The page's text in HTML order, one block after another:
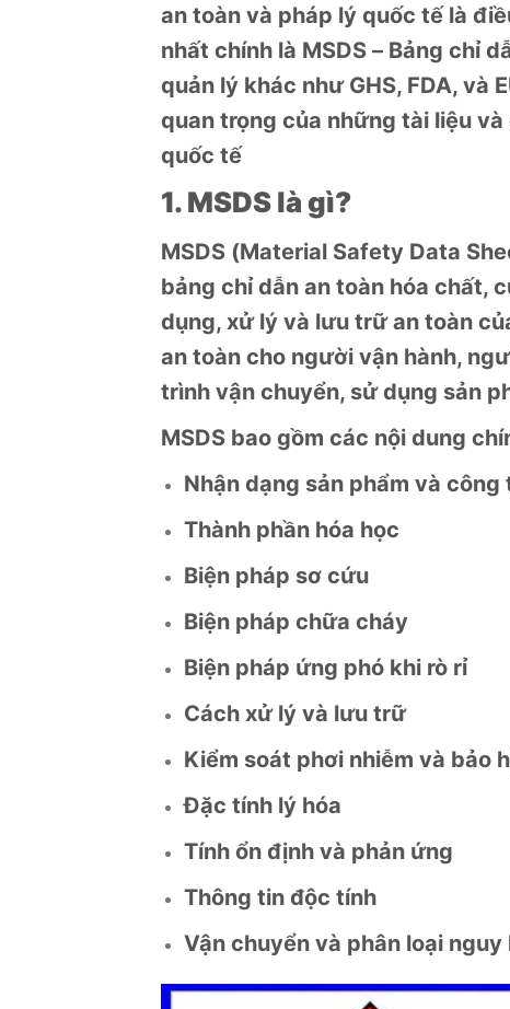
an toàn và pháp lý quốc tế là
nhất chính là MSDS – Bảng chỉ
quản lý khác như GHS, FDA, và
quan trọng của những tài liệu
quốc tế
1. MSDS là gì?
MSDS (Material Safety Data
bảng chỉ dẫn an toàn hóa chất,
dụng, xử lý và lưu trữ an toàn
an toàn cho người vận hành,
trình vận chuyển, sử dụng sản
MSDS bao gồm các nội dung
Nhận dạng sản phẩm và công
Thành phần hóa học
Biện pháp sơ cứu
Biện pháp chữa cháy
Biện pháp ứng phó khi rò rỉ
Cách xử lý và lưu trữ
Kiểm soát phơi nhiễm và bảo
Đặc tính lý hóa
Tính ổn định và phản ứng
Thông tin độc tính
Vận chuyển và phân loại nguy